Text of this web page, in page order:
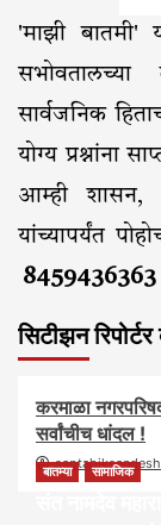
'माझी बातमी'
सभोवतालच्या
सार्वजनिक
योग्य प्रश्नांना
आम्ही शासन,
यांच्यापर्यंत
8459436363
सिटीझन रिपोर्टर
आवाज जनतेचा बातम्या
करमाळा
सर्वांचीच धांदल !
saptahiksandesh
बातम्या सामाजिक